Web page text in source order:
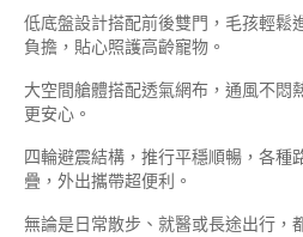
低底盤設計搭配前後雙門，毛孩輕鬆
負擔，貼心照護高齡寵物。
大空間艙體搭配透氣網布，通風不悶
更安心。
四輪避震結構，推行平穩順暢，各種
疊，外出攜帶超便利。
無論是日常散步、就醫或長途出行，